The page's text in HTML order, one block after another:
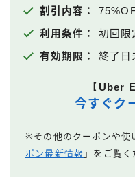
割引内容：
利用条件： 初回限
有効期限： 終了日
【Uber
今すぐク
※その他のクーポンや使
ポン最新情報 」をご覧く